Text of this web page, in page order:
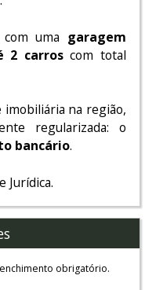
uma garagem
2 carroscom total
imobiliária na região,
regularizada: o
bancário.
Jurídica.
obrigatório.